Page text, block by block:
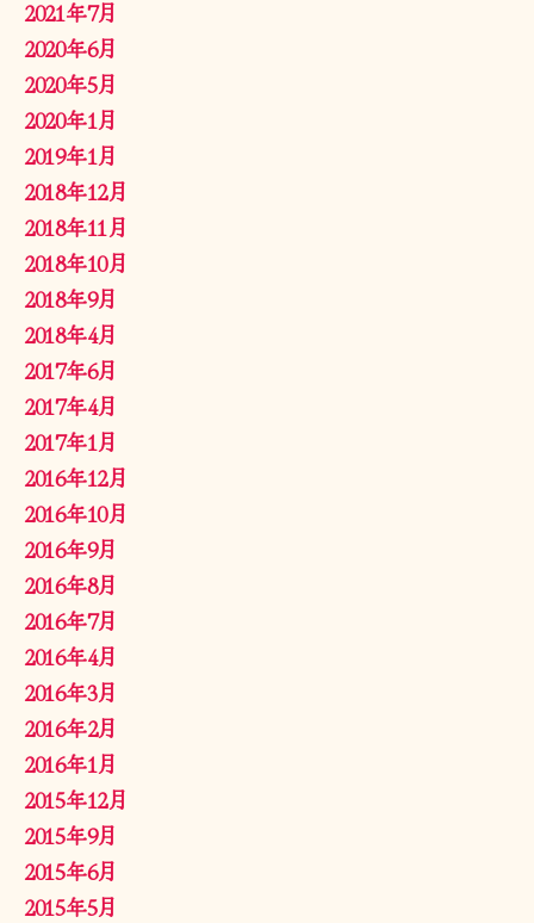
2021年7月
2020年6月
2020年5月
2020年1月
2019年1月
2018年12月
2018年11月
2018年10月
2018年9月
2018年4月
2017年6月
2017年4月
2017年1月
2016年12月
2016年10月
2016年9月
2016年8月
2016年7月
2016年4月
2016年3月
2016年2月
2016年1月
2015年12月
2015年9月
2015年6月
2015年5月